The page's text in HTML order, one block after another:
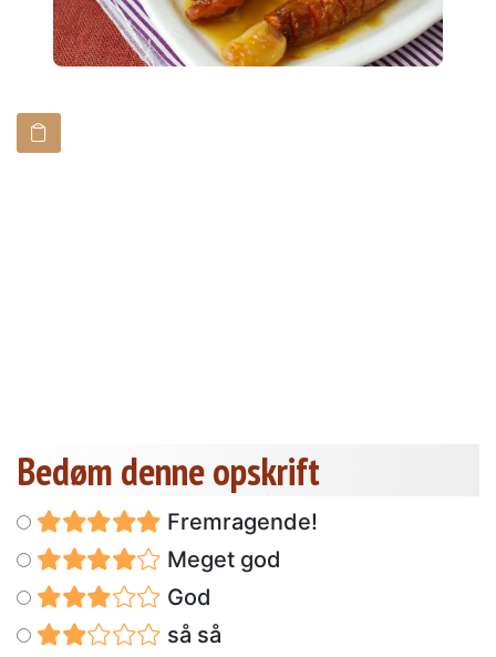
Bedøm denne opskrift
Fremragende!
Meget god
God
så så